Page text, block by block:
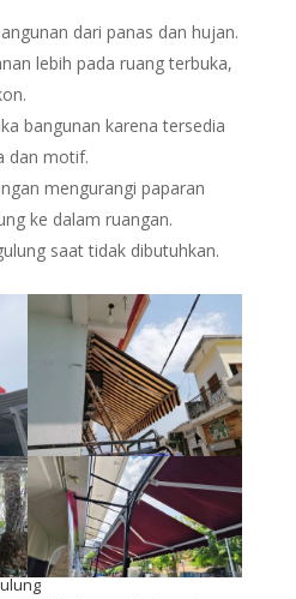
dari panas dan hujan.
lebih pada ruang terbuka,
bangunan karena tersedia
dan motif.
mengurangi paparan
ke dalam ruangan.
saat tidak dibutuhkan.